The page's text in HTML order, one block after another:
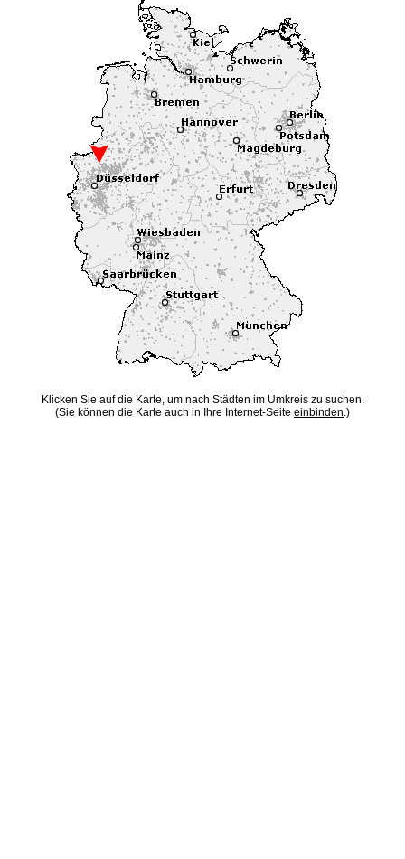
Klicken Sie auf die Karte, um nach Städten im Umkreis zu suchen.
(Sie können die Karte auch in Ihre Internet-Seite einbinden.)